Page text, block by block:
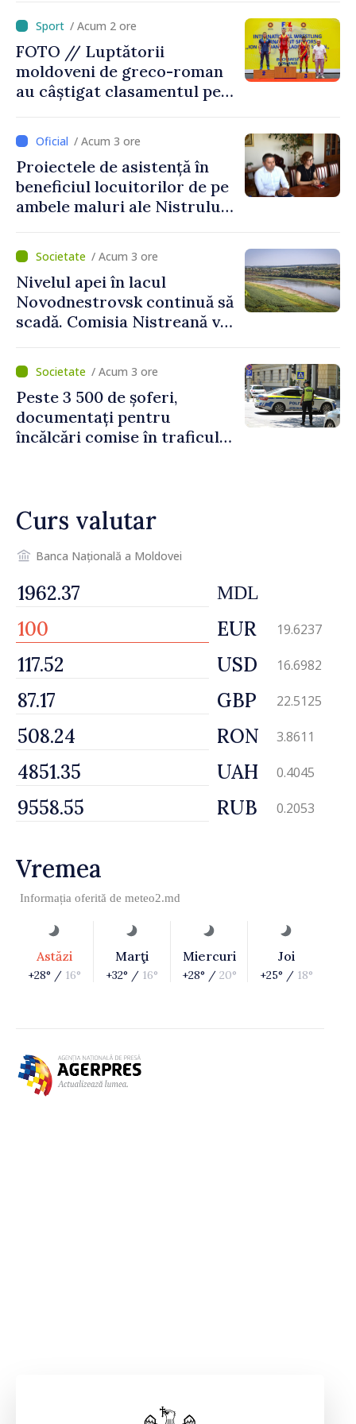
„Un omagiu celor care au
luptat pentru libertate”
/ Acum 2 ore
FOTO // Luptătorii
moldoveni de greco-roman
au câștigat clasamentul pe
București
/ Acum 3 ore
Proiectele de asistență în
beneficiul locuitorilor de pe
ambele maluri ale Nistrului
viceprim-ministrului cu
reprezentanta rezidentă a
PNUD în Republica Moldova,
Daniela Gasparikova
/ Acum 3 ore
Nivelul apei în lacul
Novodnestrovsk continuă să
scadă. Comisia Nistreană va
/ Acum 3 ore
Peste 3 500 de șoferi,
documentați pentru
încălcări comise în traficul
Curs valutar
Banca Națională a Moldovei
MDL
EUR 19.6237
USD 16.6982
GBP 22.5125
RON 3.8611
UAH 0.4045
RUB 0.2053
Vremea
Informația oferită de meteo2.md
Astăzi
+28° / 16°
Marţi
+32° / 16°
Miercuri
+28° / 20°
Joi
+25° / 18°